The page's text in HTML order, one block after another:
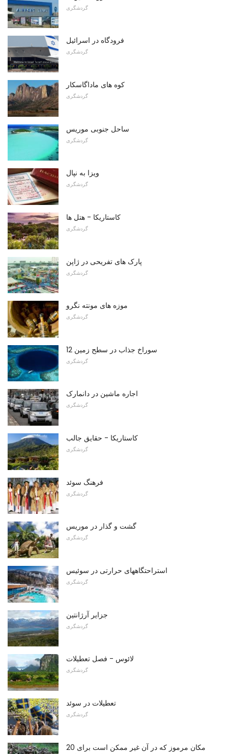
گردشگری
فرودگاه در اسرائیل
گردشگری
کوه های ماداگاسکار
گردشگری
ساحل جنوبی موریس
گردشگری
ویزا به نپال
گردشگری
کاستاریکا - هتل ها
گردشگری
پارک های تفریحی در ژاپن
گردشگری
موزه های مونته نگرو
گردشگری
12 سوراخ جذاب در سطح زمین
گردشگری
اجاره ماشین در دانمارک
گردشگری
کاستاریکا - حقایق جالب
گردشگری
فرهنگ سوئد
گردشگری
گشت و گذار در موریس
گردشگری
استراحتگاههای حرارتی در سوئیس
گردشگری
جزایر آرژانتین
گردشگری
لائوس - فصل تعطیلات
گردشگری
تعطیلات در سوئد
گردشگری
20 مکان مرموز که در آن غیر ممکن است برای